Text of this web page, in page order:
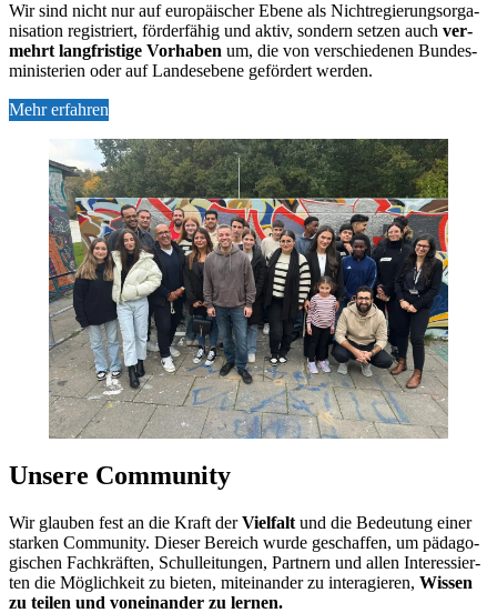
Wir sind nicht nur auf eu­ro­päi­scher Ebe­ne als Nicht­re­gie­rungs­or­ga­
ni­sa­ti­on re­gis­triert, för­der­fä­hig und ak­tiv, son­dern set­zen auch ver­
mehrt lang­fris­ti­ge Vor­ha­ben um, die von ver­schie­de­nen Bun­des­
mi­nis­te­ri­en oder auf Lan­des­ebe­ne ge­för­dert wer­den.
Mehr erfahren
Un­se­re Com­mu­ni­ty
Wir glau­ben fest an die Kraft derViel­falt und die Be­deu­tung ei­ner
star­ken Com­mu­ni­ty. Die­ser Be­reich wur­de ge­schaf­fen, um päd­ago­
gi­schen Fach­kräf­ten, Schul­lei­tun­gen, Part­nern und al­len In­ter­es­sier­
ten die Mög­lich­keit zu bie­ten, mit­ein­an­der zu in­ter­agie­ren, Wis­sen
zu tei­len und von­ein­an­der zu ler­nen.